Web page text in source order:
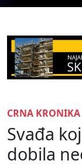
CRNA KRONIKA
Svađa
dobila